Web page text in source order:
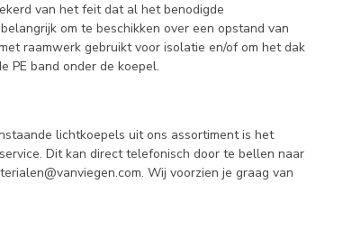
van het feit dat al het benodigde
om te beschikken over een opstand van
raamwerk gebruikt voor isolatie en/of om het dak
PE band onder de koepel.
lichtkoepels uit ons assortiment is het
Dit kan direct telefonisch door te bellen naar
. Wij voorzien je graag van